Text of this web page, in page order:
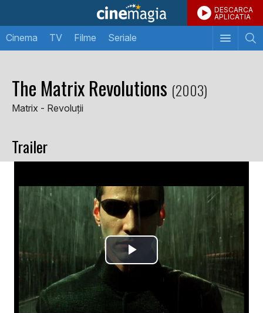
DESCARCA
APLICATIA
Cinema TV Filme Seriale
The Matrix Revolutions (2003)
Matrix - Revoluții
Trailer